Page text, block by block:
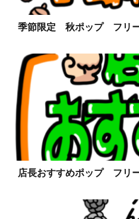
季節限定 秋ポップ フリ
店長おすすめポップ フ